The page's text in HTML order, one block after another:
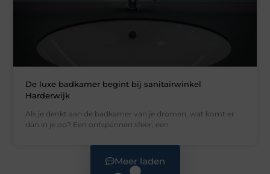
De luxe badkamer begint bij sanitairwinkel
Harderwijk
Als je denkt aan de badkamer van je dromen, wat komt er
dan in je op? Een ontspannen sfeer, een
Meer laden